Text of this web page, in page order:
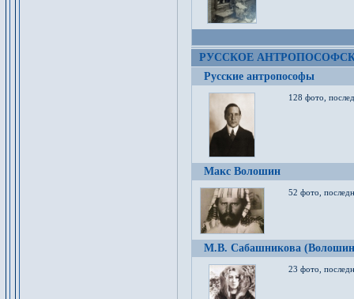
РУССКОЕ
Русские антропософы
128 фото,
Макс Волошин
52 фото,
М.В. Сабашникова
23 фото,